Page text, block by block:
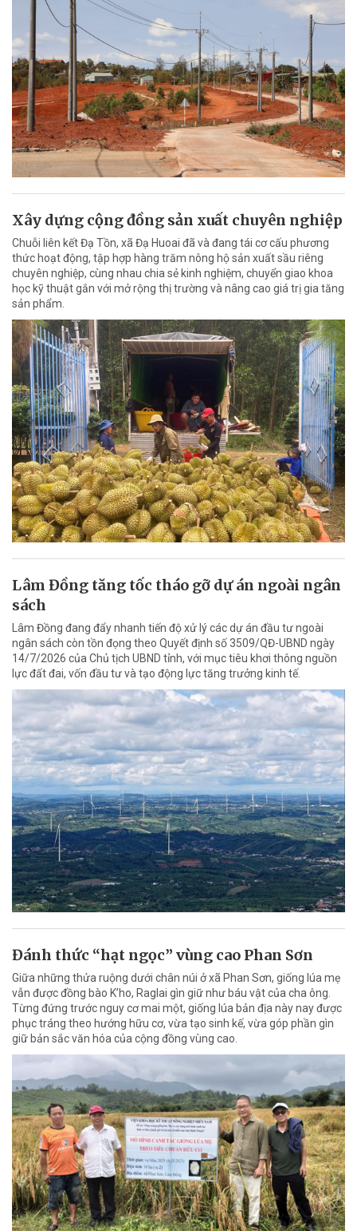
Xây dựng cộng đồng sản xuất chuyên nghiệp
Chuỗi liên kết Đạ Tồn, xã Đạ Huoai đã và đang tái cơ cấu phương
thức hoạt động, tập hợp hàng trăm nông hộ sản xuất sầu riêng
chuyên nghiệp, cùng nhau chia sẻ kinh nghiệm, chuyển giao khoa
học kỹ thuật gắn với mở rộng thị trường và nâng cao giá trị gia tăng
sản phẩm.
Lâm Đồng tăng tốc tháo gỡ dự án ngoài ngân
sách
Lâm Đồng đang đẩy nhanh tiến độ xử lý các dự án đầu tư ngoài
ngân sách còn tồn đọng theo Quyết định số 3509/QĐ-UBND ngày
14/7/2026 của Chủ tịch UBND tỉnh, với mục tiêu khơi thông nguồn
lực đất đai, vốn đầu tư và tạo động lực tăng trưởng kinh tế.
Đánh thức “hạt ngọc” vùng cao Phan Sơn
Giữa những thửa ruộng dưới chân núi ở xã Phan Sơn, giống lúa mẹ
vẫn được đồng bào K’ho, Raglai gìn giữ như báu vật của cha ông.
Từng đứng trước nguy cơ mai một, giống lúa bản địa này nay được
phục tráng theo hướng hữu cơ, vừa tạo sinh kế, vừa góp phần gìn
giữ bản sắc văn hóa của cộng đồng vùng cao.